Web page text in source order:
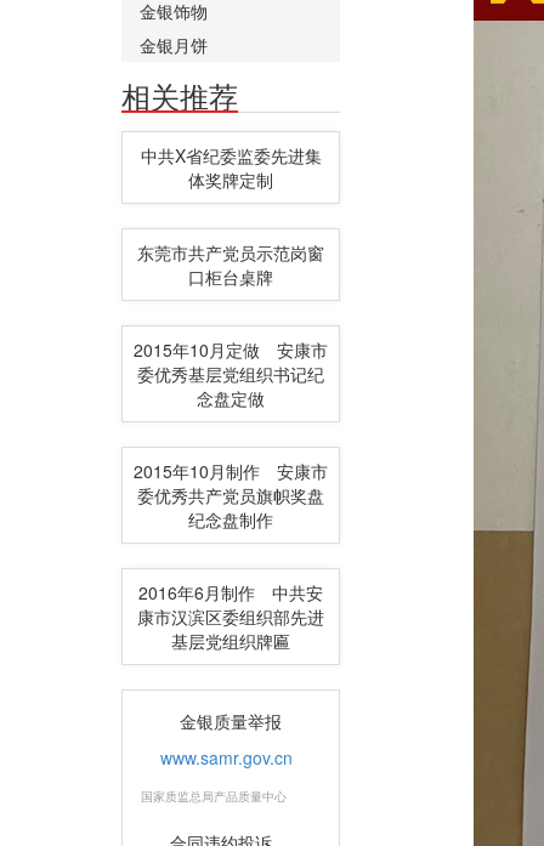
金银饰物
金银月饼
相关推荐
中共X省纪委监委先进集
体奖牌定制
东莞市共产党员示范岗窗
口柜台桌牌
2015年10月定做 安康市
委优秀基层党组织书记纪
念盘定做
2015年10月制作 安康市
委优秀共产党员旗帜奖盘
纪念盘制作
2016年6月制作 中共安
康市汉滨区委组织部先进
基层党组织牌匾
金银质量举报
www.samr.gov.cn
国家质监总局产品质量中心